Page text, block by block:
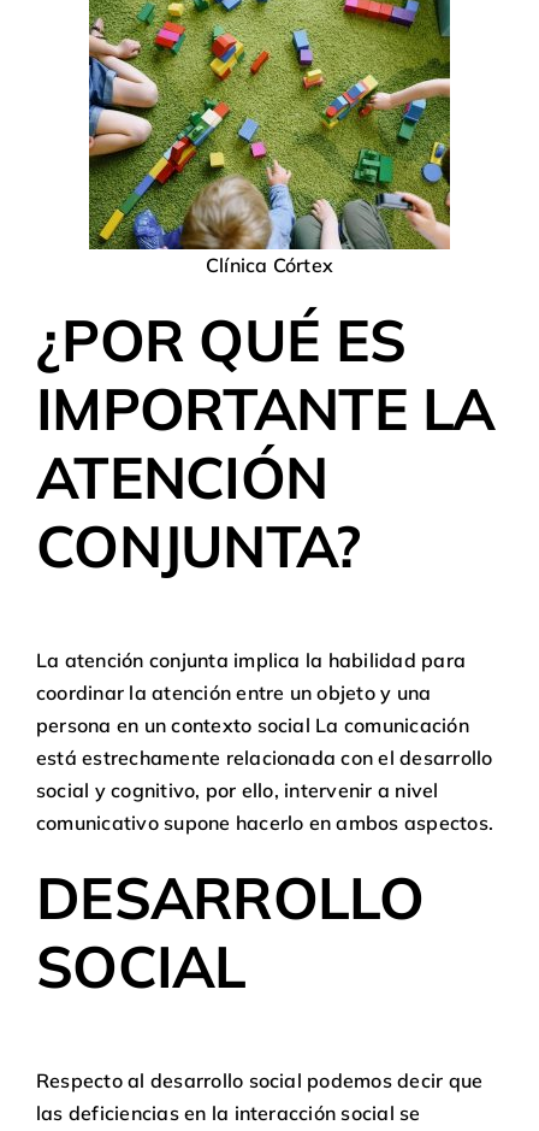
Clínica Córtex
¿POR QUÉ ES
IMPORTANTE LA
ATENCIÓN
CONJUNTA?
La atención conjunta implica la habilidad para
coordinar la atención entre un objeto y una
persona en un contexto social La comunicación
está estrechamente relacionada con el desarrollo
social y cognitivo, por ello, intervenir a nivel
comunicativo supone hacerlo en ambos aspectos.
DESARROLLO
SOCIAL
Respecto al desarrollo social podemos decir que
las deficiencias en la interacción social se